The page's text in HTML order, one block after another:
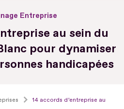
Entreprise
au sein du
pour dynamiser
handicapées
14 accords d’entreprise au